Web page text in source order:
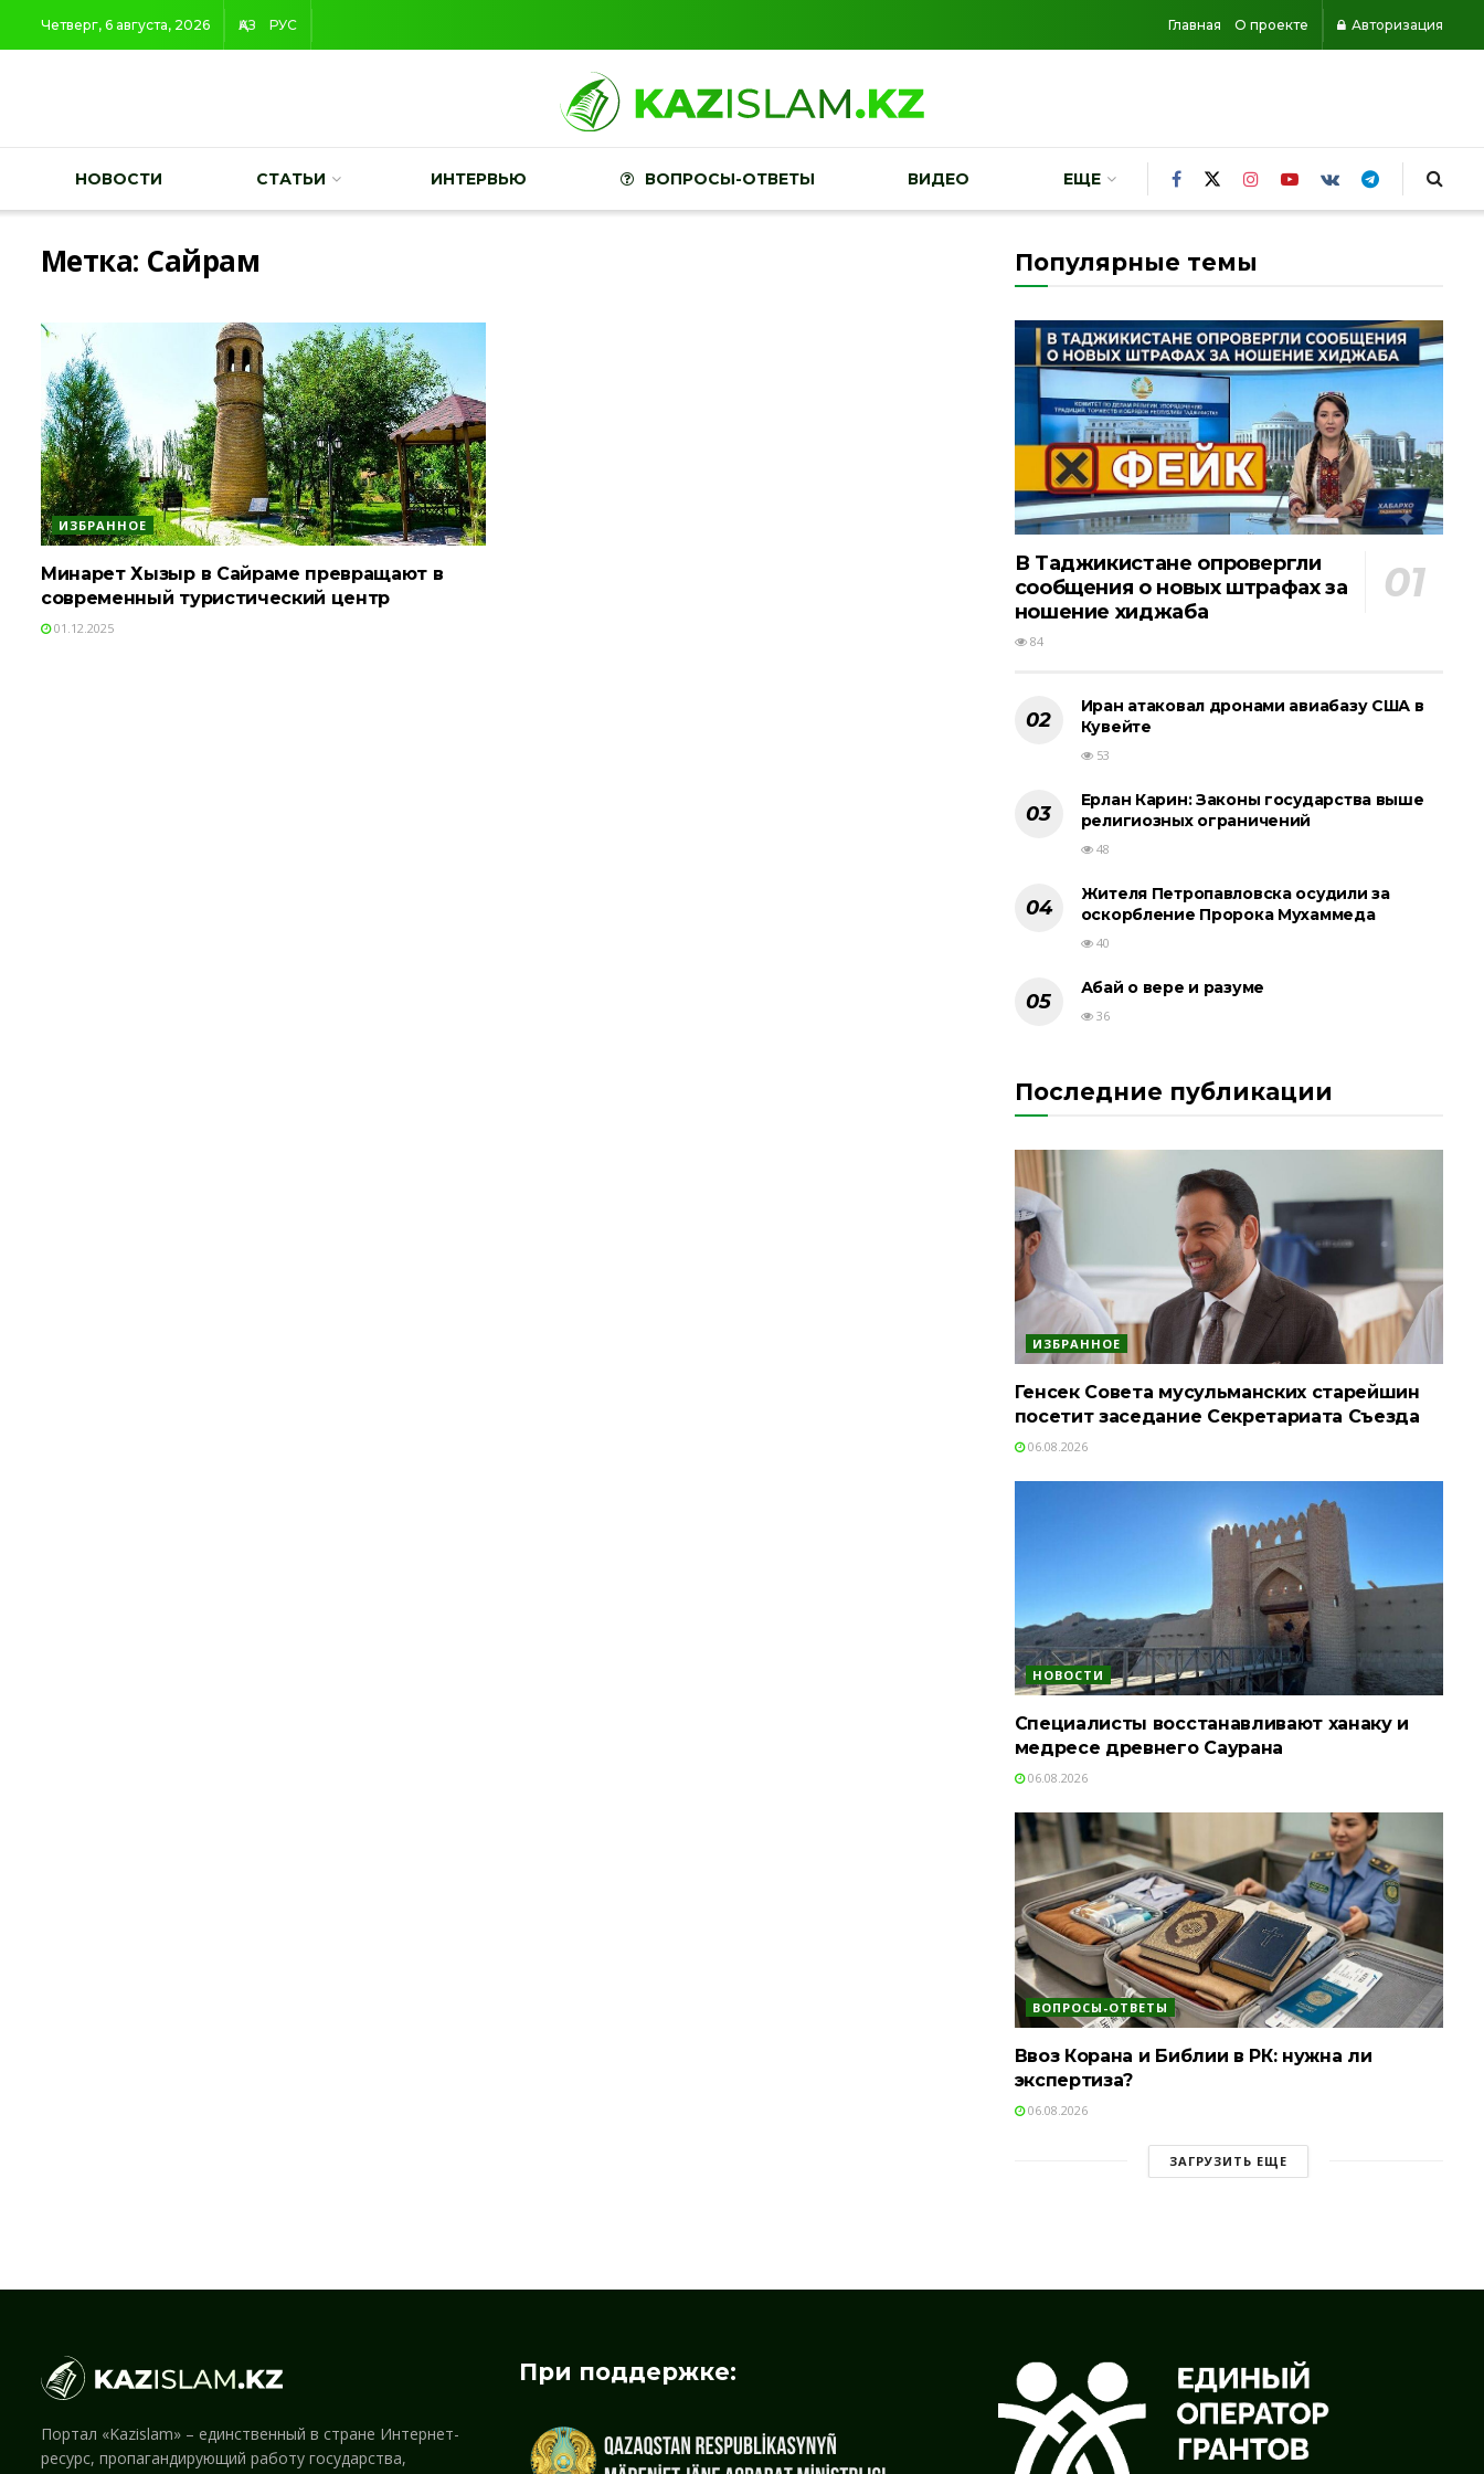
Четверг, 6 августа, 2026 ҚАЗ РУС Главная О проекте Авторизация
НОВОСТИ СТАТЬИ ИНТЕРВЬЮ ВОПРОСЫ-ОТВЕТЫ ВИДЕО ЕЩЕ
Метка: Сайрам
ИЗБРАННОЕ
Минарет Хызыр в Сайраме превращают в
современный туристический центр
01.12.2025
Популярные темы
В Таджикистане опровергли
сообщения о новых штрафах за
ношение хиджаба
84
Иран атаковал дронами авиабазу США в
Кувейте
53
Ерлан Карин: Законы государства выше
религиозных ограничений
48
Жителя Петропавловска осудили за
оскорбление Пророка Мухаммеда
40
Абай о вере и разуме
36
Последние публикации
ИЗБРАННОЕ
Генсек Совета мусульманских старейшин
посетит заседание Секретариата Съезда
06.08.2026
НОВОСТИ
Специалисты восстанавливают ханаку и
медресе древнего Саурана
06.08.2026
ВОПРОСЫ-ОТВЕТЫ
Ввоз Корана и Библии в РК: нужна ли
экспертиза?
06.08.2026
ЗАГРУЗИТЬ ЕЩЕ
Портал «Kazislam» – единственный в стране Интернет-
ресурс, пропагандирующий работу государства,
При поддержке: